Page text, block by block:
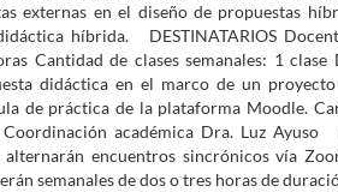
externas en el diseño de propuestas
híbrida. DESTINATARIOS
Cantidad de clases semanales: 1
didáctica en el marco de un
de práctica de la plataforma Moodle.
académica Dra. Luz Ayuso
encuentros sincrónicos vía
semanales de dos o tres horas de